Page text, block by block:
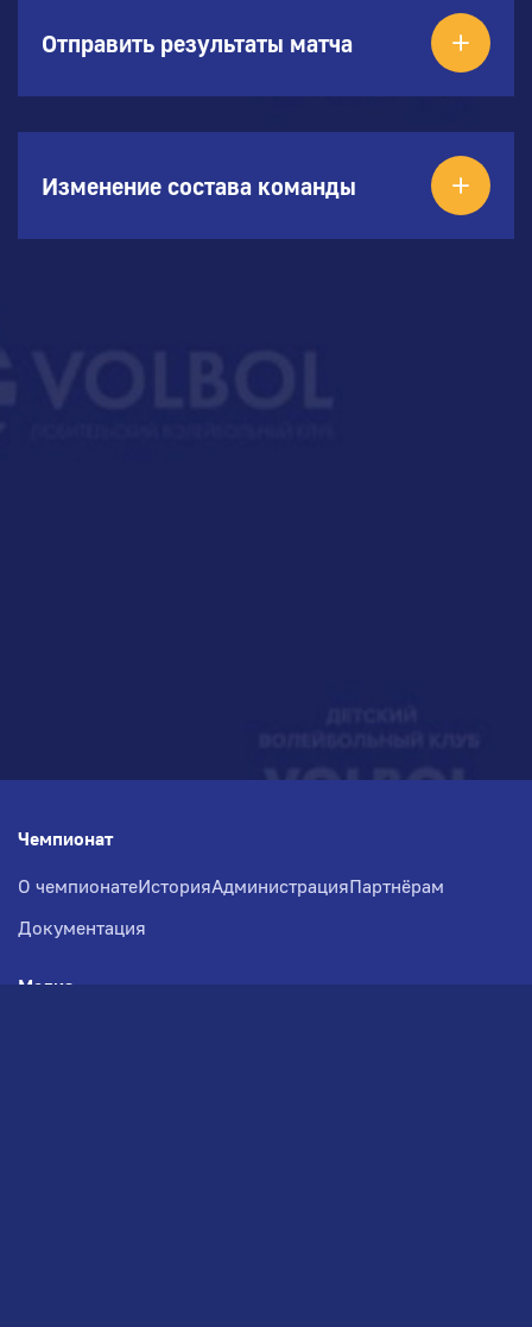
Отправить результаты матча
Изменение состава команды
Чемпионат
О чемпионатеИсторияАдминистрацияПартнёрам
Документация
Медиа